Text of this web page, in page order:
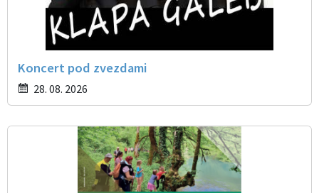
Koncert pod zvezdami
28. 08. 2026